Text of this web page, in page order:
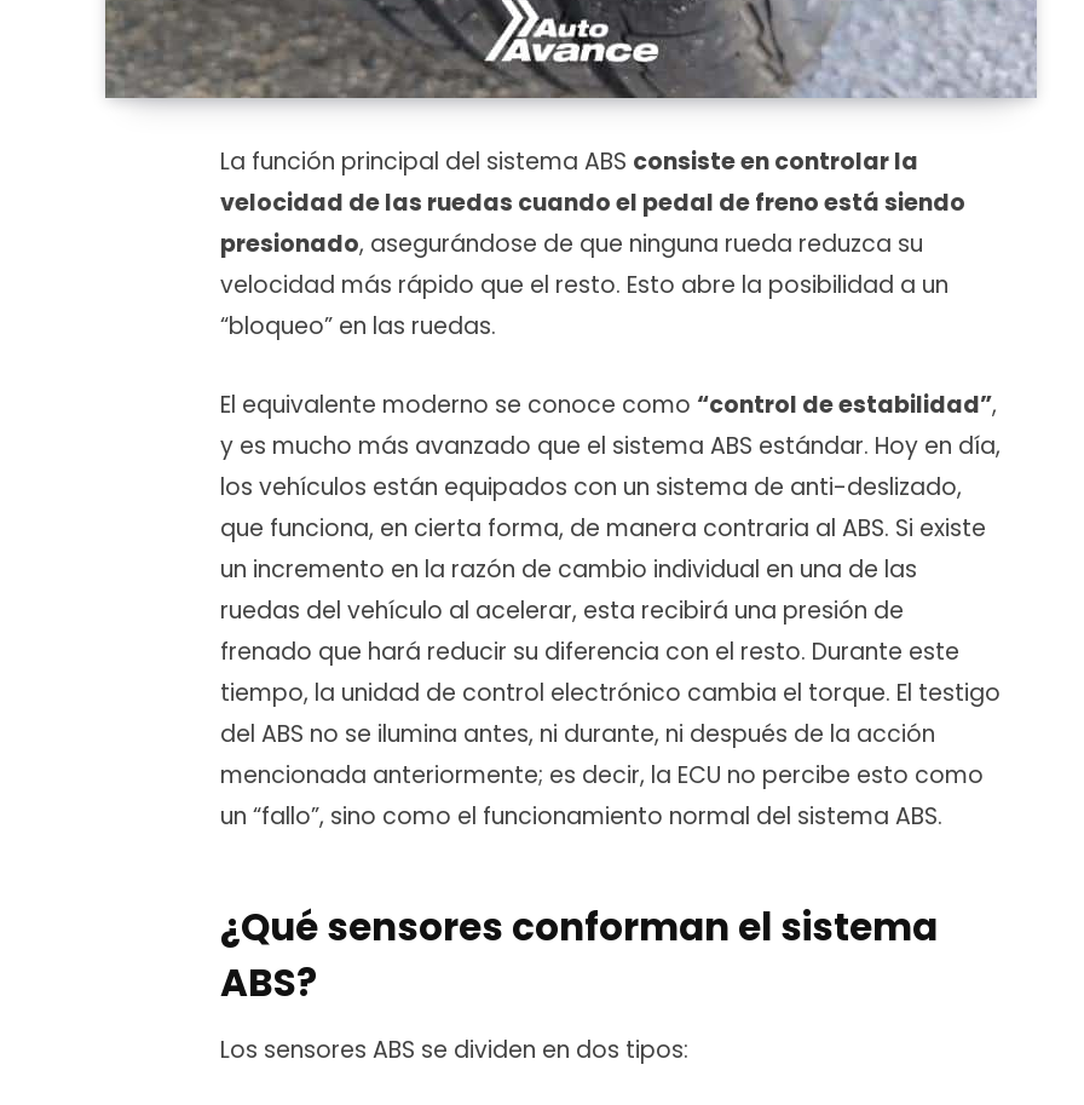
La función principal del sistema ABS consiste en controlar la
velocidad de las ruedas cuando el pedal de freno está siendo
presionado, asegurándose de que ninguna rueda reduzca su
velocidad más rápido que el resto. Esto abre la posibilidad a un
“bloqueo” en las ruedas.
El equivalente moderno se conoce como “control de estabilidad”,
y es mucho más avanzado que el sistema ABS estándar. Hoy en día,
los vehículos están equipados con un sistema de anti-deslizado,
que funciona, en cierta forma, de manera contraria al ABS. Si existe
un incremento en la razón de cambio individual en una de las
ruedas del vehículo al acelerar, esta recibirá una presión de
frenado que hará reducir su diferencia con el resto. Durante este
tiempo, la unidad de control electrónico cambia el torque. El testigo
del ABS no se ilumina antes, ni durante, ni después de la acción
mencionada anteriormente; es decir, la ECU no percibe esto como
un “fallo”, sino como el funcionamiento normal del sistema ABS.
¿Qué sensores conforman el sistema
ABS?
Los sensores ABS se dividen en dos tipos: